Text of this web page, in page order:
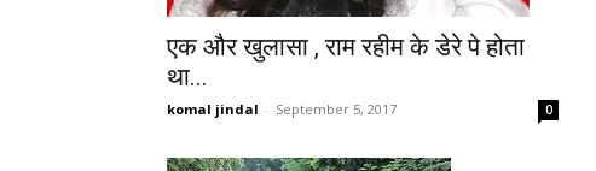
एक और खुलासा , राम रहीम के डेरे पे होता
था...
komal jindal - September 5, 2017 0